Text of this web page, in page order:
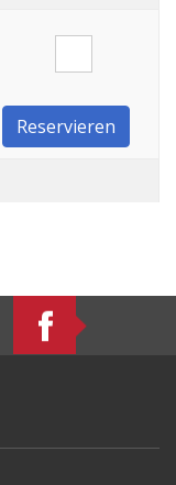
Reservieren